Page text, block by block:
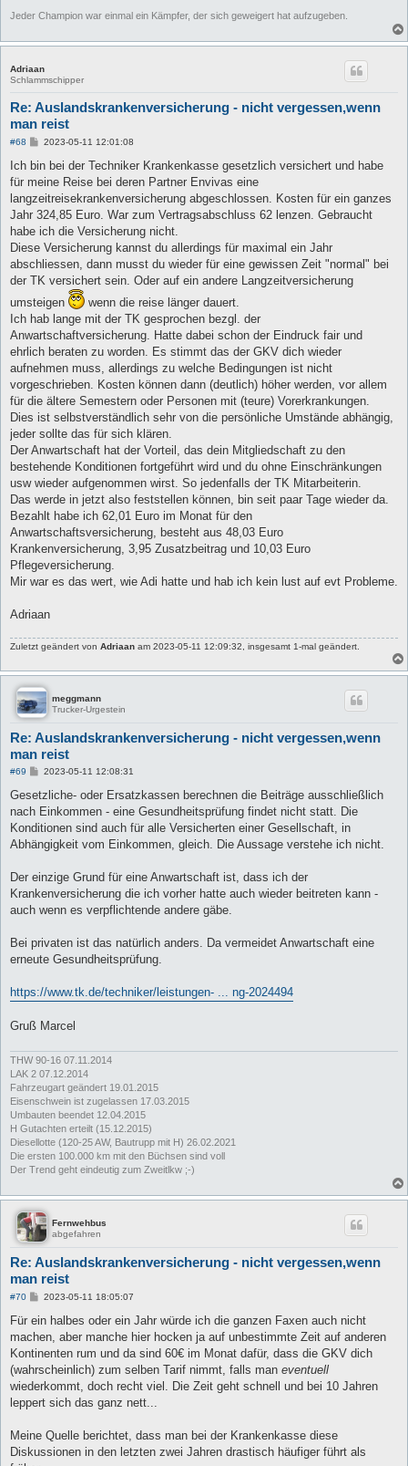
Jeder Champion war einmal ein Kämpfer, der sich geweigert hat aufzugeben.
Adriaan
Schlammschipper
Re: Auslandskrankenversicherung - nicht vergessen,wenn
man reist
#68
B
i
r
a
2023-05-11 12:01:08
Ich bin bei der Techniker Krankenkasse gesetzlich versichert und habe
für meine Reise bei deren Partner Envivas eine
langzeitreisekrankenversicherung abgeschlossen. Kosten für ein ganzes
Jahr 324,85 Euro. War zum Vertragsabschluss 62 lenzen. Gebraucht
habe ich die Versicherung nicht.
Diese Versicherung kannst du allerdings für maximal ein Jahr
abschliessen, dann musst du wieder für eine gewissen Zeit "normal" bei
der TK versichert sein. Oder auf ein andere Langzeitversicherung
umsteigen
wenn die reise länger dauert.
Ich hab lange mit der TK gesprochen bezgl. der
Anwartschaftversicherung. Hatte dabei schon der Eindruck fair und
ehrlich beraten zu worden. Es stimmt das der GKV dich wieder
aufnehmen muss, allerdings zu welche Bedingungen ist nicht
vorgeschrieben. Kosten können dann (deutlich) höher werden, vor allem
für die ältere Semestern oder Personen mit (teure) Vorerkrankungen.
Dies ist selbstverständlich sehr von die persönliche Umstände abhängig,
jeder sollte das für sich klären.
Der Anwartschaft hat der Vorteil, das dein Mitgliedschaft zu den
bestehende Konditionen fortgeführt wird und du ohne Einschränkungen
usw wieder aufgenommen wirst. So jedenfalls der TK Mitarbeiterin.
Das werde in jetzt also feststellen können, bin seit paar Tage wieder da.
Bezahlt habe ich 62,01 Euro im Monat für den
Anwartschaftsversicherung, besteht aus 48,03 Euro
Krankenversicherung, 3,95 Zusatzbeitrag und 10,03 Euro
Pflegeversicherung.
Mir war es das wert, wie Adi hatte und hab ich kein lust auf evt Probleme.
Adriaan
Zuletzt geändert von Adriaan am 2023-05-11 12:09:32, insgesamt 1-mal geändert.
meggmann
Trucker-Urgestein
Re: Auslandskrankenversicherung - nicht vergessen,wenn
man reist
#69
B
i
r
a
2023-05-11 12:08:31
Gesetzliche- oder Ersatzkassen berechnen die Beiträge ausschließlich
nach Einkommen - eine Gesundheitsprüfung findet nicht statt. Die
Konditionen sind auch für alle Versicherten einer Gesellschaft, in
Abhängigkeit vom Einkommen, gleich. Die Aussage verstehe ich nicht.
Der einzige Grund für eine Anwartschaft ist, dass ich der
Krankenversicherung die ich vorher hatte auch wieder beitreten kann -
auch wenn es verpflichtende andere gäbe.
Bei privaten ist das natürlich anders. Da vermeidet Anwartschaft eine
erneute Gesundheitsprüfung.
https://www.tk.de/techniker/leistungen- ... ng-2024494
Gruß Marcel
THW 90-16 07.11.2014
LAK 2 07.12.2014
Fahrzeugart geändert 19.01.2015
Eisenschwein ist zugelassen 17.03.2015
Umbauten beendet 12.04.2015
H Gutachten erteilt (15.12.2015)
Diesellotte (120-25 AW, Bautrupp mit H) 26.02.2021
Die ersten 100.000 km mit den Büchsen sind voll
Der Trend geht eindeutig zum Zweitlkw ;-)
Fernwehbus
abgefahren
Re: Auslandskrankenversicherung - nicht vergessen,wenn
man reist
#70
B
i
r
a
2023-05-11 18:05:07
Für ein halbes oder ein Jahr würde ich die ganzen Faxen auch nicht
machen, aber manche hier hocken ja auf unbestimmte Zeit auf anderen
Kontinenten rum und da sind 60€ im Monat dafür, dass die GKV dich
(wahrscheinlich) zum selben Tarif nimmt, falls man eventuell
wiederkommt, doch recht viel. Die Zeit geht schnell und bei 10 Jahren
leppert sich das ganz nett...
Meine Quelle berichtet, dass man bei der Krankenkasse diese
Diskussionen in den letzten zwei Jahren drastisch häufiger führt als